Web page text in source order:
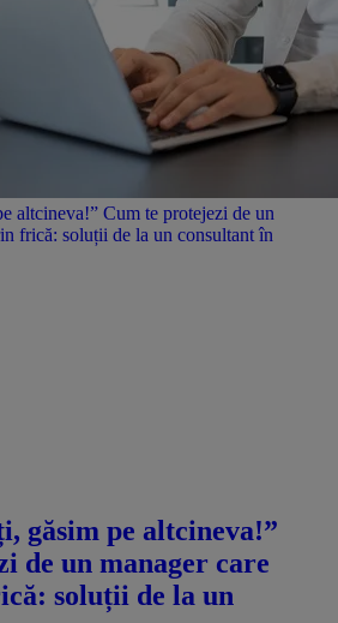
altcineva!” Cum te protejezi de un
frică: soluții de la un consultant în
găsim pe altcineva!”
de un manager care
soluții de la un